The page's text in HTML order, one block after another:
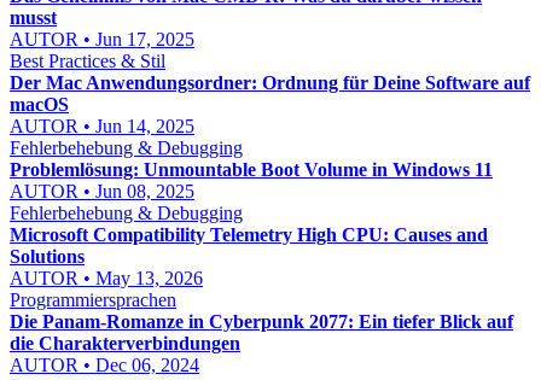
musst
AUTOR • Jun 17, 2025
Best Practices & Stil
Der Mac Anwendungsordner: Ordnung für Deine Software auf
macOS
AUTOR • Jun 14, 2025
Fehlerbehebung & Debugging
Problemlösung: Unmountable Boot Volume in Windows 11
AUTOR • Jun 08, 2025
Fehlerbehebung & Debugging
Microsoft Compatibility Telemetry High CPU: Causes and
Solutions
AUTOR • May 13, 2026
Programmiersprachen
Die Panam-Romanze in Cyberpunk 2077: Ein tiefer Blick auf
die Charakterverbindungen
AUTOR • Dec 06, 2024